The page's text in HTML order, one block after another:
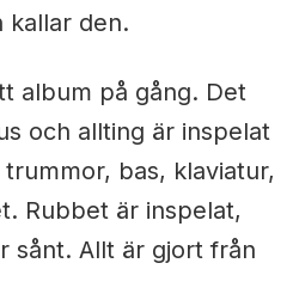
kallar den.
album på gång. Det
och allting är inspelat
bas, klaviatur,
Rubbet är inspelat,
sånt. Allt är gjort från